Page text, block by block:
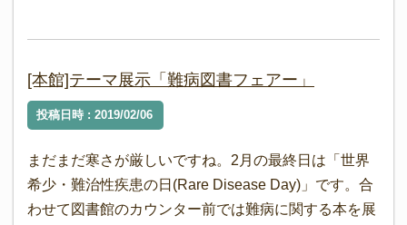
[本館]テーマ展示「難病図書フェアー」
投稿日時 : 2019/02/06
まだまだ寒さが厳しいですね。2月の最終日は「世界
希少・難治性疾患の日(Rare Disease Day)」です。合
わせて図書館のカウンター前では難病に関する本を展